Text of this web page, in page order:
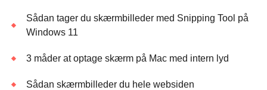
Sådan tager du skærmbilleder med Snipping Tool på
Windows 11
3 måder at optage skærm på Mac med intern lyd
Sådan skærmbilleder du hele websiden